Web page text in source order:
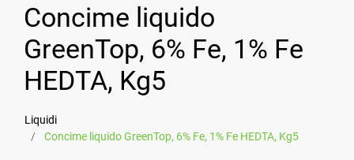
Concime liquido
GreenTop, 6% Fe, 1% Fe
HEDTA, Kg5
Liquidi
Concime liquido GreenTop, 6% Fe, 1% Fe HEDTA, Kg5